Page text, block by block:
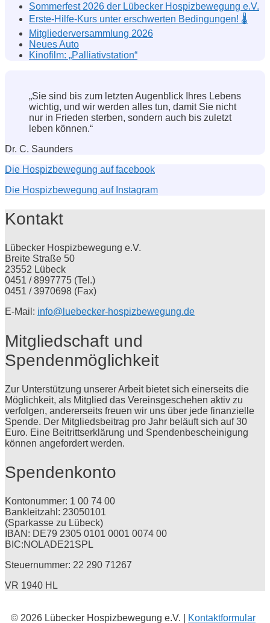
Sommerfest 2026 der Lübecker Hospizbewegung e.V.
Erste-Hilfe-Kurs unter erschwerten Bedingungen! 🌡️
Mitgliederversammlung 2026
Neues Auto
Kinofilm: „Palliativstation“
„Sie sind bis zum letzten Augenblick Ihres Lebens
wichtig, und wir werden alles tun, damit Sie nicht
nur in Frieden sterben, sondern auch bis zuletzt
leben können.“
Dr. C. Saunders
Die Hospizbewegung auf facebook
Die Hospizbewegung auf Instagram
Kontakt
Lübecker Hospizbewegung e.V.
Breite Straße 50
23552 Lübeck
0451 / 8997775 (Tel.)
0451 / 3970698 (Fax)
E-Mail: info@luebecker-hospizbewegung.de
Mitgliedschaft und
Spendenmöglichkeit
Zur Unterstützung unserer Arbeit bietet sich einerseits die
Möglichkeit, als Mitglied das Vereinsgeschehen aktiv zu
verfolgen, andererseits freuen wir uns über jede finanzielle
Spende. Der Mitgliedsbeitrag pro Jahr beläuft sich auf 30
Euro. Eine Beitrittserklärung und Spendenbescheinigung
können angefordert werden.
Spendenkonto
Kontonummer: 1 00 74 00
Bankleitzahl: 23050101
(Sparkasse zu Lübeck)
IBAN: DE79 2305 0101 0001 0074 00
BIC:NOLADE21SPL
Steuernummer: 22 290 71267
VR 1940 HL
© 2026 Lübecker Hospizbewegung e.V. | Kontaktformular